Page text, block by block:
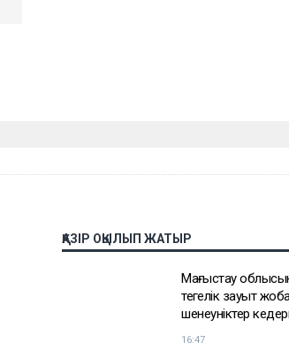
ҚАЗІР ОҚЫЛЫП ЖАТЫР
Маңғыстау
теңгелік зауыт
шенеуніктер
16:47